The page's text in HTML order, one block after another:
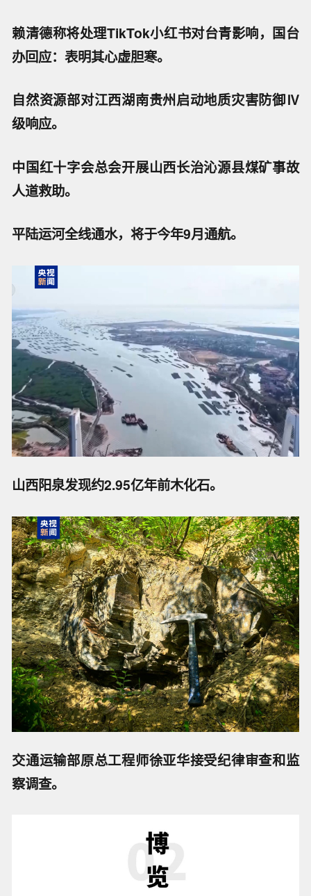
赖清德称将处理TikTok小红书对台青影响，国台
办回应：表明其心虚胆寒。
自然资源部对江西湖南贵州启动地质灾害防御Ⅳ
级响应。
中国红十字会总会开展山西长治沁源县煤矿事故
人道救助。
平陆运河全线通水，将于今年9月通航。
山西阳泉发现约2.95亿年前木化石。
交通运输部原总工程师徐亚华接受纪律审查和监
察调查。